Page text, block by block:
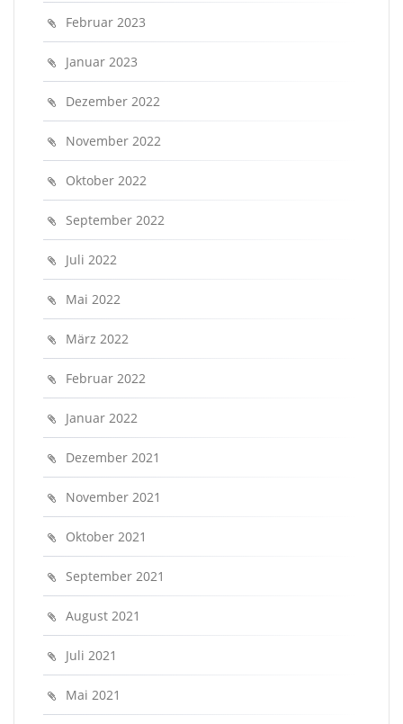
Februar 2023
Januar 2023
Dezember 2022
November 2022
Oktober 2022
September 2022
Juli 2022
Mai 2022
März 2022
Februar 2022
Januar 2022
Dezember 2021
November 2021
Oktober 2021
September 2021
August 2021
Juli 2021
Mai 2021